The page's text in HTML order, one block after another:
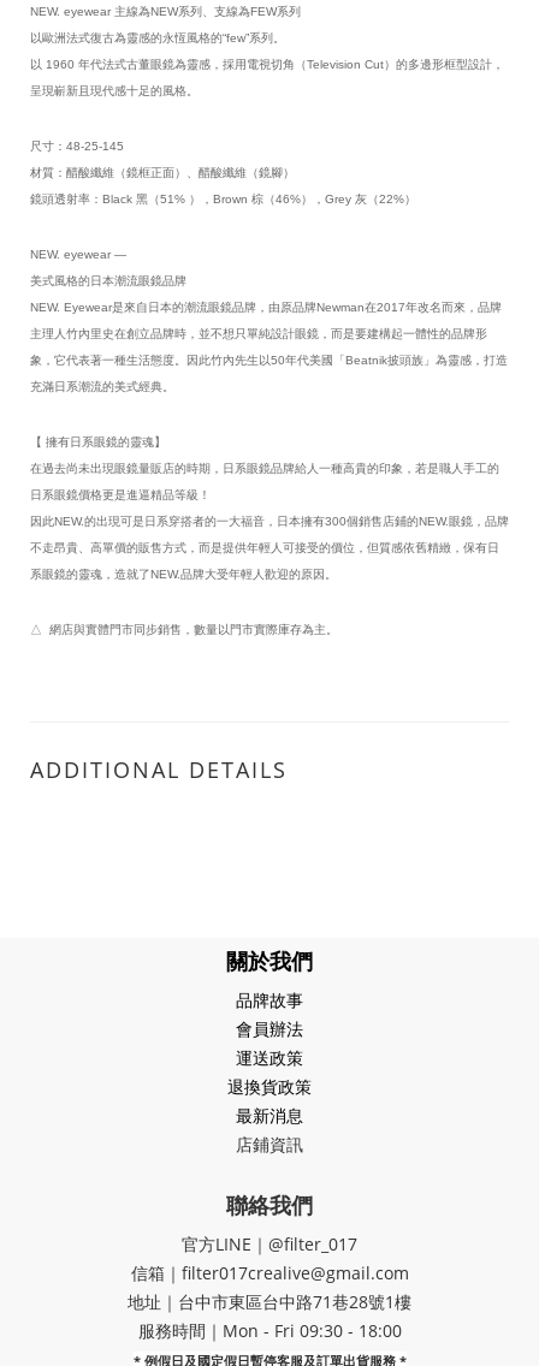
NEW. eyewear 主線為NEW系列、支線為FEW系列
以歐洲法式復古為靈感的永恆風格的“few”系列。
以 1960 年代法式古董眼鏡為靈感，採用電視切角（Television Cut）的多邊形框型設計，
呈現嶄新且現代感十足的風格。
尺寸：48-25-145
材質：醋酸纖維（鏡框正面）、醋酸纖維（鏡腳）
鏡頭透射率：Black 黑（51% ），Brown 棕（46%），Grey 灰（22%）
NEW. eyewear —
美式風格的日本潮流眼鏡品牌
NEW. Eyewear是來自日本的潮流眼鏡品牌，由原品牌Newman在2017年改名而來，品牌
主理人竹內里史在創立品牌時，並不想只單純設計眼鏡，而是要建構起一體性的品牌形
象，它代表著一種生活態度。因此竹內先生以50年代美國「Beatnik披頭族」為靈感，打造
充滿日系潮流的美式經典。
【 擁有日系眼鏡的靈魂】
在過去尚未出現眼鏡量販店的時期，日系眼鏡品牌給人一種高貴的印象，若是職人手工的
日系眼鏡價格更是進逼精品等級！
因此NEW.的出現可是日系穿搭者的一大福音，日本擁有300個銷售店鋪的NEW.眼鏡，品牌
不走昂貴、高單價的販售方式，而是提供年輕人可接受的價位，但質感依舊精緻，保有日
系眼鏡的靈魂，造就了NEW.品牌大受年輕人歡迎的原因。
△ 網店與實體門市同步銷售，數量以門市實際庫存為主。
ADDITIONAL DETAILS
關於我們
品牌故事
會員辦法
運送政策
退換貨政策
最新消息
店鋪資訊
聯絡我們
官方LINE｜@filter_017
信箱｜filter017crealive@gmail.com
地址｜​台中市東區台中路71巷28號1樓
服務時間｜Mon - Fri 09:30 - 18:00
* 例假日及國定假日暫停客服及訂單出貨服務 *